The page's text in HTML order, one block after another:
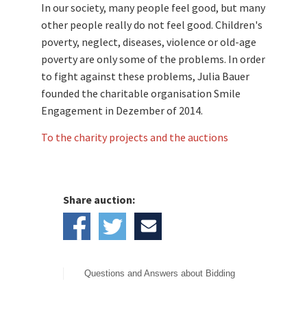
In our society, many people feel good, but many
other people really do not feel good. Children's
poverty, neglect, diseases, violence or old-age
poverty are only some of the problems. In order
to fight against these problems, Julia Bauer
founded the charitable organisation Smile
Engagement in Dezember of 2014.
To the charity projects and the auctions
Share auction:
Questions and Answers about Bidding